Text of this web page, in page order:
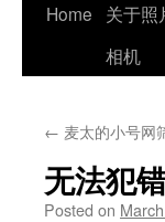
Skip
Home
关于照
相机
← 麦太的小号网
无法犯
Posted on